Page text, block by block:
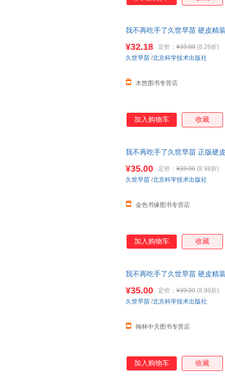
我不再吃手了久世早苗 硬皮精
¥32.18 定价： ¥39.00 (8.26折)
木悠图书专营店
久世早苗 /北京科学技术出版社
加入购物车 收藏
我不再吃手了久世早苗 正版硬
¥35.00 定价： ¥39.00 (8.98折)
金色书缘图书专营店
久世早苗 /北京科学技术出版社
加入购物车 收藏
我不再吃手了久世早苗 硬皮精
¥35.00 定价： ¥39.00 (8.98折)
翰林中天图书专营店
久世早苗 /北京科学技术出版社
加入购物车 收藏